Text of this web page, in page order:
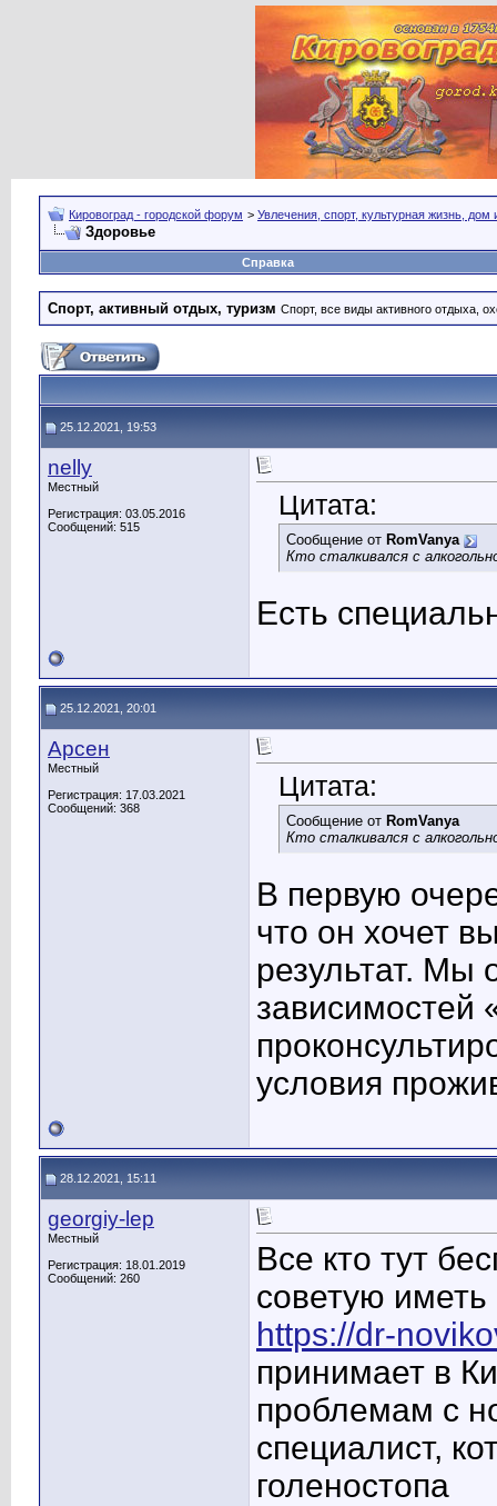
Кировоград - городской форум > Увлечения, спорт, культурная жизнь, дом
Здоровье
Справка
Спорт, активный отдых, туризм Спорт, все виды активного отдыха,
25.12.2021, 19:53
nelly
Местный
Регистрация: 03.05.2016
Сообщений: 515
Цитата:
Сообщение от RomVanya
Кто сталкивался с
Есть
25.12.2021, 20:01
Арсен
Местный
Регистрация: 17.03.2021
Сообщений: 368
Цитата:
Сообщение от RomVanya
Кто сталкивался с
В первую
что он хочет
результат. Мы
зависимостей
условия
28.12.2021, 15:11
georgiy-lep
Местный
Регистрация: 18.01.2019
Сообщений: 260
Все кто тут
советую
https://dr-
принимает в
проблемам с
специалист,
голеностопа